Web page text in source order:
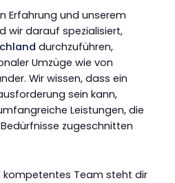
Erfahrung und unserem
wir darauf spezialisiert,
durchzuführen,
Umzüge wie von
Wir wissen, dass ein
sein kann,
Leistungen, die
zugeschnitten
kompetentes Team steht dir